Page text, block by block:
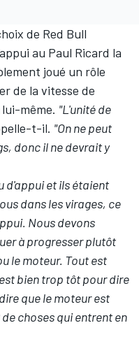
de Red Bull
au Paul Ricard la
joué un rôle
de la vitesse de
même. "L'unité de
t-il. "On ne peut
donc il ne devrait y
d'appui et ils étaient
dans les virages, ce
Nous devons
à progresser plutôt
le moteur. Tout est
bien trop tôt pour dire
que le moteur est
choses qui entrent en